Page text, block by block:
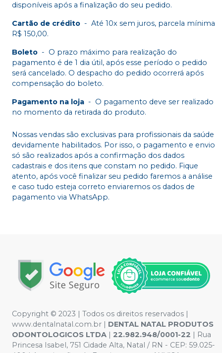
disponíveis após a finalização do seu pedido.
Cartão de crédito - Até 10x sem juros, parcela mínima
R$ 150,00.
Boleto - O prazo máximo para realização do
pagamento é de 1 dia útil, após esse período o pedido
será cancelado. O despacho do pedido ocorrerá após
compensação do boleto.
Pagamento na loja - O pagamento deve ser realizado
no momento da retirada do produto.
Nossas vendas são exclusivas para profissionais da saúde
devidamente habilitados. Por isso, o pagamento e envio
só são realizados após a confirmação dos dados
cadastrais e dos itens que constam no pedido. Fique
atento, após você finalizar seu pedido faremos a análise
e caso tudo esteja correto enviaremos os dados de
pagamento via WhatsApp.
Copyright © 2023 | Todos os direitos reservados |
www.dentalnatal.com.br | DENTAL NATAL PRODUTOS
ODONTOLOGICOS LTDA | 22.982.948/0001-22 | Rua
Princesa Isabel, 751 Cidade Alta, Natal / RN - CEP: 59.025-